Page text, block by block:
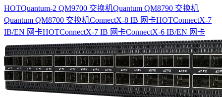
HOTQuantum-2 QM9700 交换机Quantum QM8790 交换机
Quantum QM8700 交换机ConnectX-8 IB 网卡HOTConnectX-7
IB/EN 网卡HOTConnectX-7 IB 网卡ConnectX-6 IB/EN 网卡